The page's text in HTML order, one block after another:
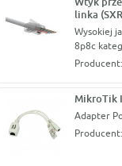
linka
Wysokiej
8p8c
Producent:
MikroTik
Adapter
Producent: